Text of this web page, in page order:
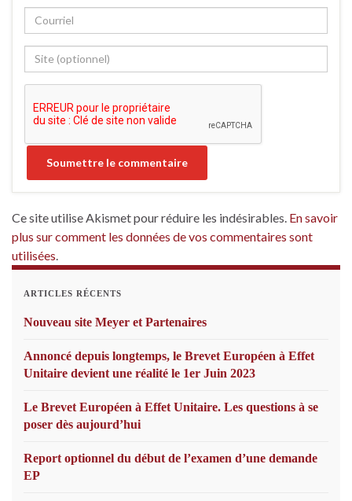
Ce site utilise Akismet pour réduire les indésirables. En savoir
plus sur comment les données de vos commentaires sont
utilisées.
ARTICLES RÉCENTS
Nouveau site Meyer et Partenaires
Annoncé depuis longtemps, le Brevet Européen à Effet
Unitaire devient une réalité le 1er Juin 2023
Le Brevet Européen à Effet Unitaire. Les questions à se
poser dès aujourd’hui
Report optionnel du début de l’examen d’une demande
EP